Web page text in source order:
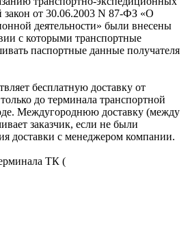
от 30.06.2003 N 87-ФЗ «О
деятельности» были внесены
с которыми транспортные
паспортные данные получателя
бесплатную доставку от
до терминала транспортной
Междугороднюю доставку (между
заказчик, если не были
доставки с менеджером компании.
ТК (